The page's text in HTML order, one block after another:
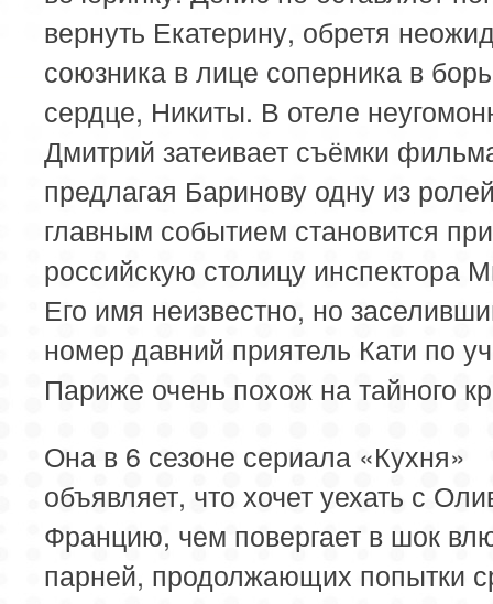
вернуть Екатерину, обретя
союзника в лице соперника в
сердце, Никиты. В отеле
Дмитрий затеивает съёмки
предлагая Баринову одну из
главным событием становится
российскую столицу инспектора
Его имя неизвестно, но
номер давний приятель Кати по
Париже очень похож на тайного
Она в 6 сезоне сериала «Кухня»
объявляет, что хочет уехать с
Францию, чем повергает в шок
парней, продолжающих попытки